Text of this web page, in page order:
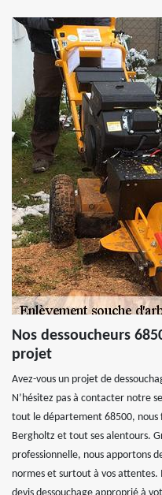
Nos dessoucheurs
projet
Avez-vous un projet de
N’hésitez pas à contacter notre
tout le département 68500, nous
Bergholtz et tout ses alentours.
professionnelle, nous apportons
normes et surtout à vos